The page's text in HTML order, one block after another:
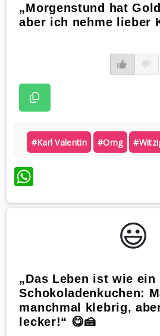
„Morgenstund hat
aber ich nehme lieber
#karl Valentin #omg
WhatsApp
😃️
„Das Leben ist wie ein
Schokoladenkuchen:
manchmal klebrig,
lecker!“ 😋🍰